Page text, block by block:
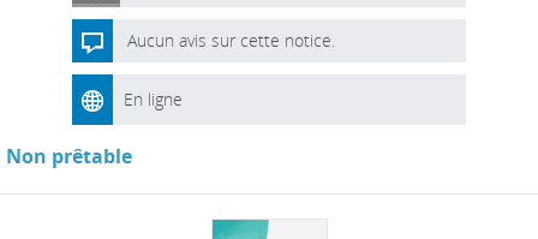
Aucun avis sur cette notice.
En ligne
Non prêtable